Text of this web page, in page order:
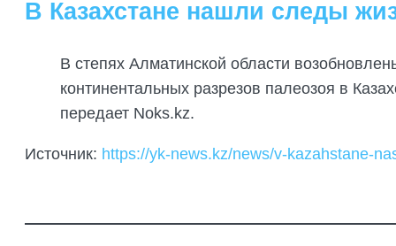
В Казахстане нашли следы
В степях Алматинской области
континентальных разрезов палеозоя в
передает Noks.kz.
Источник: https://yk-news.kz/news/v-kazahstane-